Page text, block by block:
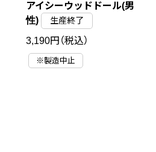
アイシーウッドドール(男
性)
生産終了
3,190円（税込）
※製造中止